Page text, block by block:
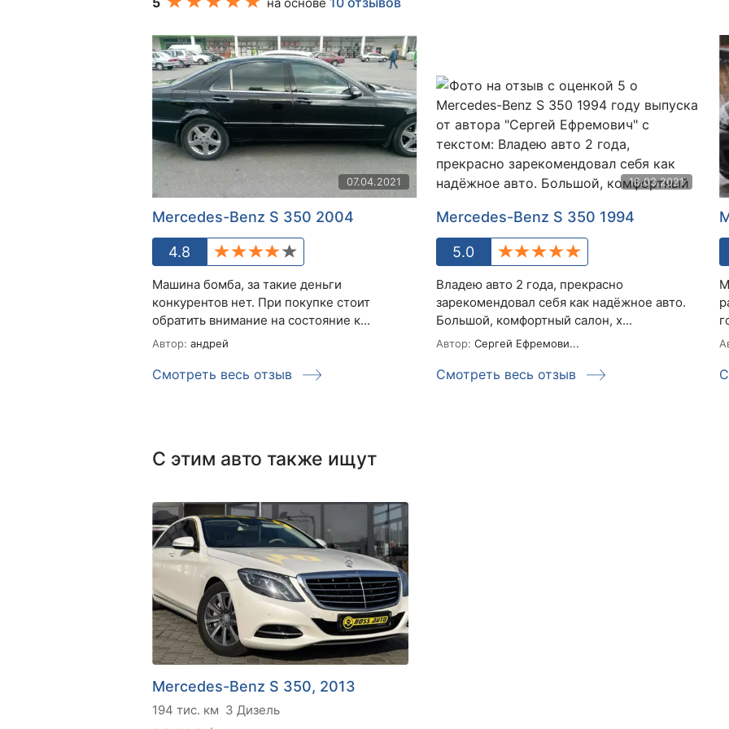
07.04.2021
Mercedes-Benz S 350 2004
4.8
Машина бомба, за такие деньги
конкурентов нет. При покупке стоит
обратить внимание на состояние к...
Автор: андрей
Смотреть весь отзыв
16.03.2021
Mercedes-Benz S 350 1994
5.0
Владею авто 2 года, прекрасно
зарекомендовал себя как надёжное авто.
Большой, комфортный салон, х...
Автор: Сергей Ефремови...
Смотреть весь отзыв
С этим авто также ищут
Mercedes-Benz S 350, 2013
194 тис. км 3 Дизель